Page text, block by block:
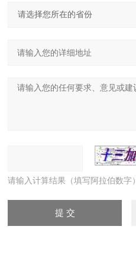
请输入计算结果（填写阿拉伯数字